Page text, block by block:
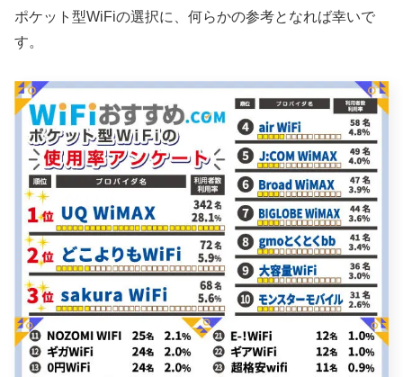
ポケット型WiFiの選択に、何らかの参考となれば幸いで
す。